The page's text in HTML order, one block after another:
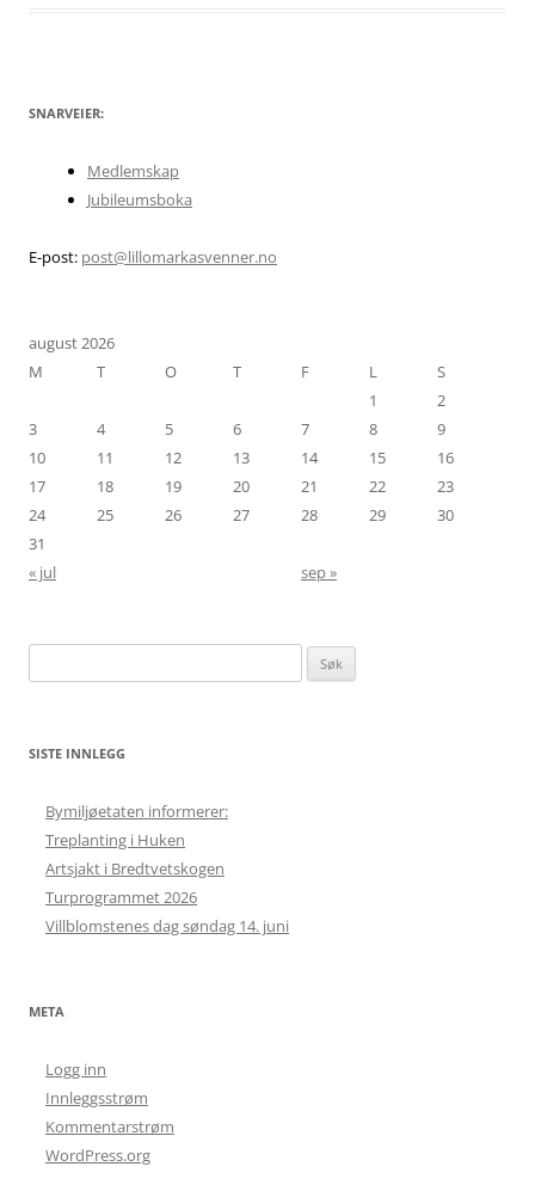
SNARVEIER:
Medlemskap
Jubileumsboka
E-post: post@lillomarkasvenner.no
august 2026
M
T O T F L
S
1
2
3
4 5 6 7 8
9
10
11 12 13 14 15
16
17
18 19 20 21 22
23
24
25 26 27 28 29
30
31
« jul
sep »
etter:
SISTE INNLEGG
Bymiljøetaten informerer:
Treplanting i Huken
Artsjakt i Bredtvetskogen
Turprogrammet 2026
Villblomstenes dag søndag 14. juni
META
Logg inn
Innleggsstrøm
Kommentarstrøm
WordPress.org